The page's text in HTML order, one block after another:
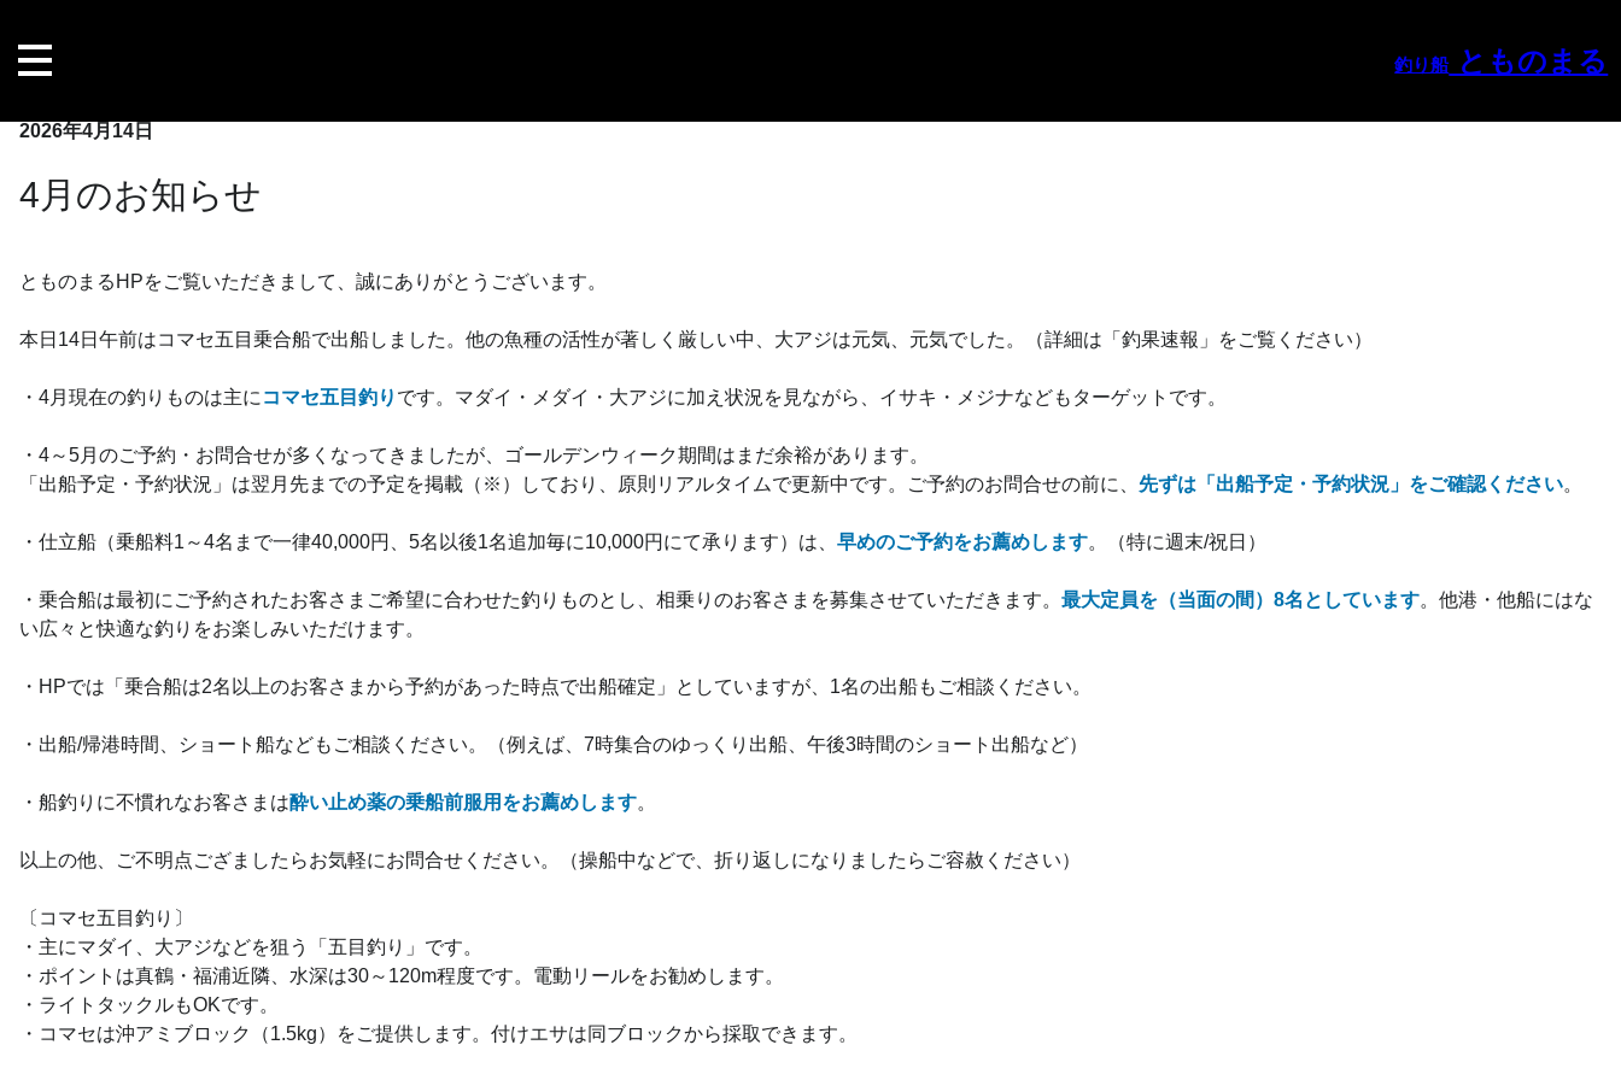
キ
釣り船とものまる
2026年4月14日
4月のお知らせ
とものまるHPをご覧いただきまして、誠にありがとうございます。
本日14日午前はコマセ五目乗合船で出船しました。他の魚種の活性が著しく厳しい中、大アジは元気、元気でした。（詳細は「釣果速報」をご覧ください）
・4月現在の釣りものは主に コマセ五目釣り です。マダイ・メダイ・大アジに加え状況を見ながら、イサキ・メジナなどもターゲットです。
・4～5月のご予約・お問合せが多くなってきましたが、ゴールデンウィーク期間はまだ余裕があります。
「出船予定・予約状況」は翌月先までの予定を掲載（※）しており、原則リアルタイムで更新中です。ご予約のお問合せの前に、 先ずは「出船予定・予約状況」をご確認ください。
・仕立船（乗船料1～4名まで一律40,000円、5名以後1名追加毎に10,000円にて承ります）は、 早めのご予約をお薦めします。（特に週末/祝日）
・乗合船は最初にご予約されたお客さまご希望に合わせた釣りものとし、相乗りのお客さまを募集させていただきます。 最大定員を（当面の間）8名としています。他港・他船にはな
い広々と快適な釣りをお楽しみいただけます。
・HPでは「乗合船は2名以上のお客さまから予約があった時点で出船確定」としていますが、1名の出船もご相談ください。
・出船/帰港時間、ショート船などもご相談ください。（例えば、7時集合のゆっくり出船、午後3時間のショート出船など）
・船釣りに不慣れなお客さまは酔い止め薬の乗船前服用をお薦めします。
以上の他、ご不明点ござましたらお気軽にお問合せください。（操船中などで、折り返しになりましたらご容赦ください）
〔コマセ五目釣り〕
・主にマダイ、大アジなどを狙う「五目釣り」です。
・ポイントは真鶴・福浦近隣、水深は30～120m程度です。電動リールをお勧めします。
・ライトタックルもOKです。
・コマセは沖アミブロック（1.5kg）をご提供します。付けエサは同ブロックから採取できます。